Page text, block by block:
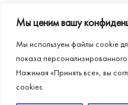
Мы ценим вашу
Мы используем файлы cookie
показа
Нажимая «Принять все», вы
cookies.